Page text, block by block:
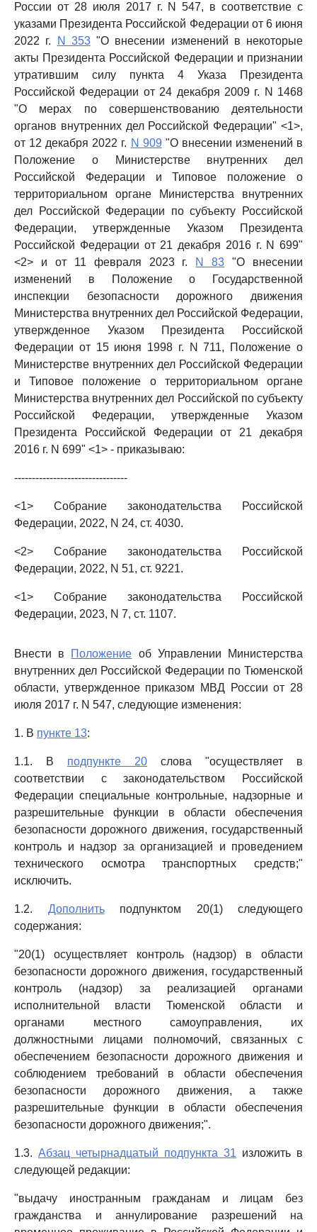
России от 28 июля 2017 г. N 547, в соответствие с
указами Президента Российской Федерации от 6 июня
2022 г.
N 353"О внесении изменений в некоторые
акты Президента Российской Федерации и признании
утратившим силу пункта 4 Указа Президента
Российской Федерации от 24 декабря 2009 г. N 1468
"О мерах по совершенствованию деятельности
органов внутренних дел Российской Федерации" <1>,
от 12 декабря 2022 г. N 909 "О внесении изменений в
Положение о Министерстве внутренних дел
Российской Федерации и Типовое положение о
территориальном органе Министерства внутренних
дел Российской Федерации по субъекту Российской
Федерации, утвержденные Указом Президента
Российской Федерации от 21 декабря 2016 г. N 699"
<2> и от 11 февраля 2023 г. N 83 "О внесении
изменений в Положение о Государственной
инспекции безопасности дорожного движения
Министерства внутренних дел Российской Федерации,
утвержденное Указом Президента Российской
Федерации от 15 июня 1998 г. N 711, Положение о
Министерстве внутренних дел Российской Федерации
и Типовое положение о территориальном органе
Министерства внутренних дел Российской по субъекту
Российской Федерации, утвержденные Указом
Президента Российской Федерации от 21 декабря
2016 г. N 699" <1> - приказываю:
--------------------------------
<1> Собрание законодательства Российской
Федерации, 2022, N 24, ст. 4030.
<2> Собрание законодательства Российской
Федерации, 2022, N 51, ст. 9221.
<1> Собрание законодательства Российской
Федерации, 2023, N 7, ст. 1107.
Внести в Положение об Управлении Министерства
внутренних дел Российской Федерации по Тюменской
области, утвержденное приказом МВД России от 28
июля 2017 г. N 547, следующие изменения:
1. В пункте 13:
1.1. В подпункте 20 слова "осуществляет в
соответствии с законодательством Российской
Федерации специальные контрольные, надзорные и
разрешительные функции в области обеспечения
безопасности дорожного движения, государственный
контроль и надзор за организацией и проведением
технического осмотра транспортных средств;"
исключить.
1.2. Дополнитьподпунктом 20(1) следующего
содержания:
"20(1) осуществляет контроль (надзор) в области
безопасности дорожного движения, государственный
контроль (надзор) за реализацией органами
исполнительной власти Тюменской области и
органами местного самоуправления, их
должностными лицами полномочий, связанных с
обеспечением безопасности дорожного движения и
соблюдением требований в области обеспечения
безопасности дорожного движения, а также
разрешительные функции в области обеспечения
безопасности дорожного движения;".
1.3. Абзац четырнадцатый подпункта 31 изложить в
следующей редакции:
"выдачу иностранным гражданам и лицам без
гражданства и аннулирование разрешений на